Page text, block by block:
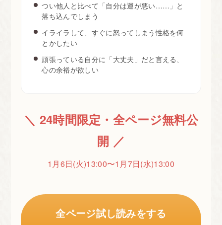
つい他人と比べて「自分は運が悪い……」と
落ち込んでしまう
イライラして、すぐに怒ってしまう性格を何
とかしたい
頑張っている自分に「大丈夫」だと言える、
心の余裕が欲しい
＼ 24時間限定・全ページ無料公
開 ／
1月6日(火)13:00〜1月7日(水)13:00
全ページ試し読みをする